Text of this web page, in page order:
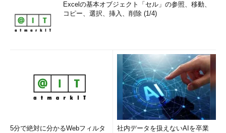
Excelの基本オブジェクト「セル」の参照、移動、
コピー、選択、挿入、削除 (1/4)
5分で絶対に分かるWebフィルタ
社内データを扱えないAIを卒業